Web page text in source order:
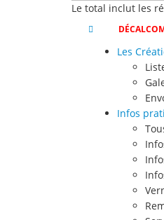
Le total inclut les
Les
Infos